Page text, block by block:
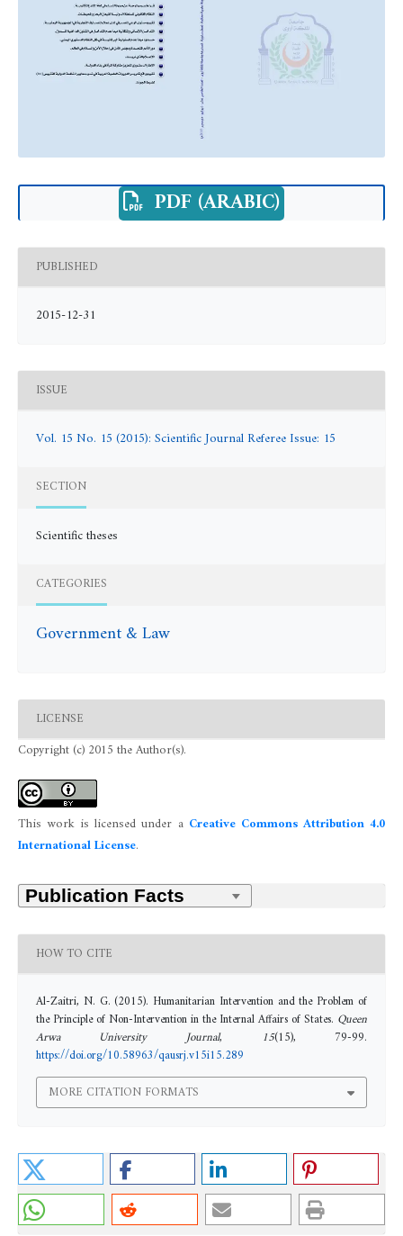
PDF (ARABIC)
PUBLISHED
2015-12-31
ISSUE
Vol. 15 No. 15 (2015): Scientific Journal Referee Issue: 15
SECTION
Scientific theses
CATEGORIES
Government & Law
LICENSE
Copyright (c) 2015 the Author(s).
This work is licensed under a Creative Commons Attribution 4.0
International License.
HOW TO CITE
Al-Zaitri, N. G. (2015). Humanitarian Intervention and the Problem of
the Principle of Non-Intervention in the Internal Affairs of States. Queen
Arwa University Journal, 15(15), 79-99.
https://doi.org/10.58963/qausrj.v15i15.289
MORE CITATION FORMATS